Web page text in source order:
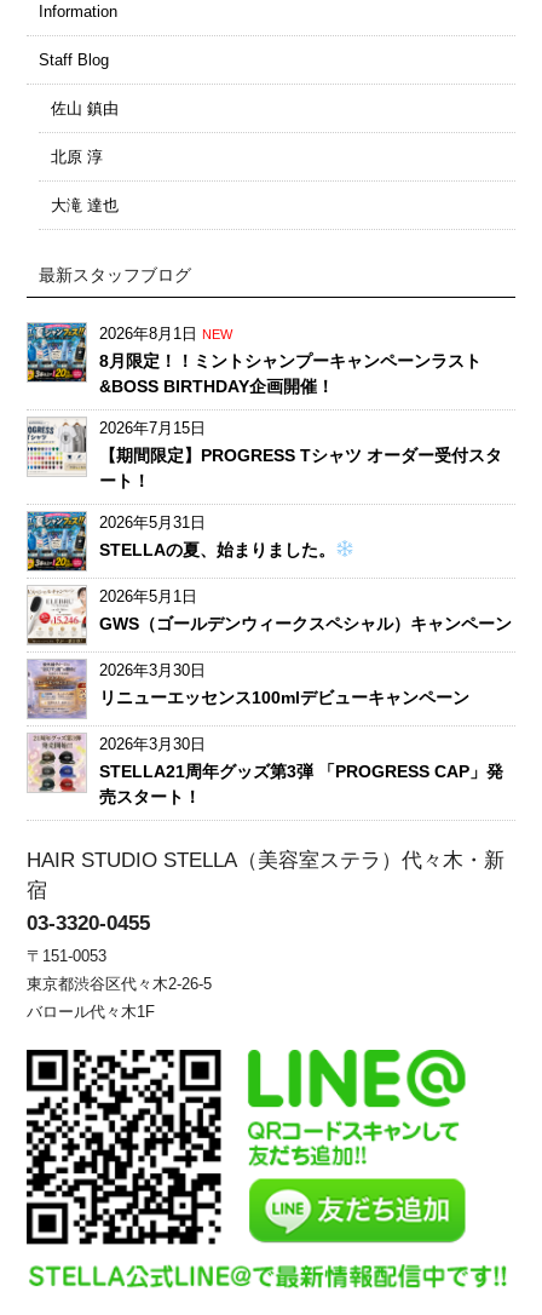
Information
Staff Blog
佐山 鎮由
北原 淳
大滝 達也
最新スタッフブログ
2026年8月1日 NEW
8月限定！！ミントシャンプーキャンペーンラスト
&BOSS BIRTHDAY企画開催！
2026年7月15日
【期間限定】PROGRESS Tシャツ オーダー受付スタ
ート！
2026年5月31日
STELLAの夏、始まりました。
2026年5月1日
GWS（ゴールデンウィークスペシャル）キャンペーン
2026年3月30日
リニューエッセンス100mlデビューキャンペーン
2026年3月30日
STELLA21周年グッズ第3弾 「PROGRESS CAP」発
売スタート！
HAIR STUDIO STELLA（美容室ステラ）代々木・新
宿
03-3320-0455
〒151-0053
東京都渋谷区代々木2-26-5
バロール代々木1F